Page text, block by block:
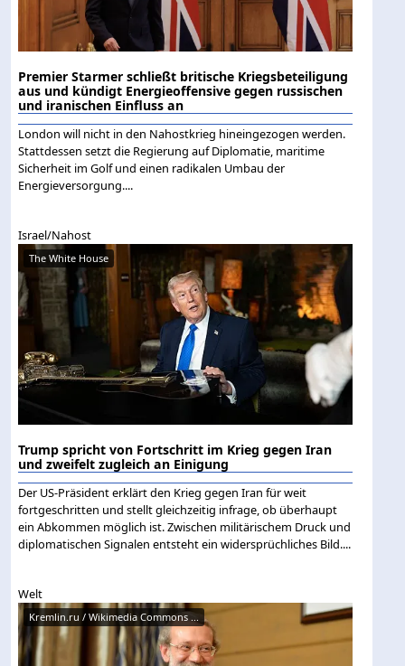
Premier Starmer schließt britische Kriegsbeteiligung
aus und kündigt Energieoffensive gegen russischen
und iranischen Einfluss an
London will nicht in den Nahostkrieg hineingezogen werden.
Stattdessen setzt die Regierung auf Diplomatie, maritime
Sicherheit im Golf und einen radikalen Umbau der
Energieversorgung....
Israel/Nahost
The White House
Trump spricht von Fortschritt im Krieg gegen Iran
und zweifelt zugleich an Einigung
Der US-Präsident erklärt den Krieg gegen Iran für weit
fortgeschritten und stellt gleichzeitig infrage, ob überhaupt
ein Abkommen möglich ist. Zwischen militärischem Druck und
diplomatischen Signalen entsteht ein widersprüchliches Bild....
Welt
Kremlin.ru / Wikimedia Commons ...